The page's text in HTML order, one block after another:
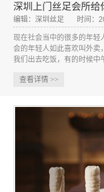
深圳上门丝足会所
编辑：深圳丝足 时间：
现在社会当中的很多的年轻
会的年轻人如此喜欢叫外卖
我们出去吃饭，有的时候中
查看详情 >>